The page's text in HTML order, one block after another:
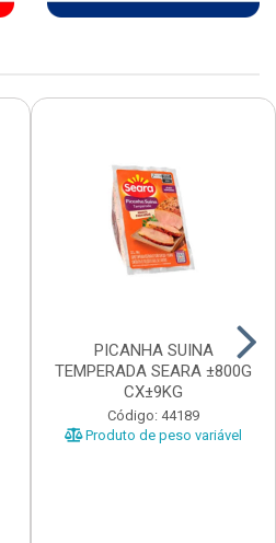
PICANHA SUINA
TEMPERADA SEARA ±800G
CX±9KG
Código: 44189
Produto de peso variável